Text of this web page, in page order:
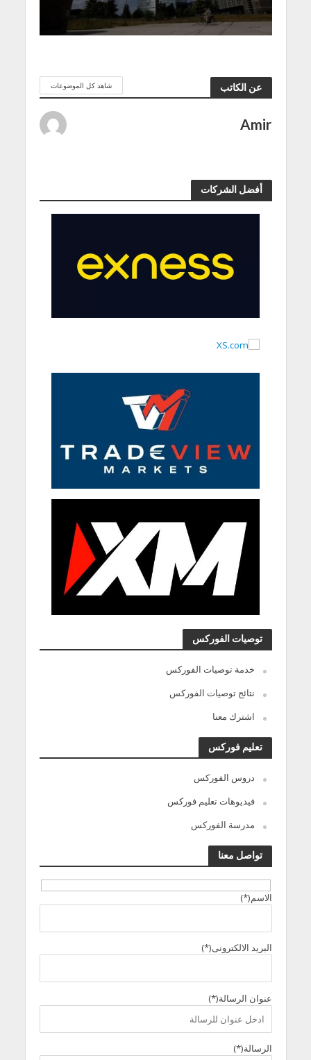
عن الكاتب شاهد كل الموضوعات
Amir
أفضل الشركات
توصيات الفوركس
خدمة توصيات الفوركس
نتائج توصيات الفوركس
اشترك معنا
تعليم فوركس
دروس الفوركس
فيديوهات تعليم فوركس
مدرسة الفوركس
تواصل معنا
الاسم(*)
البريد الالكترونى(*)
عنوان الرسالة(*)
الرسالة(*)